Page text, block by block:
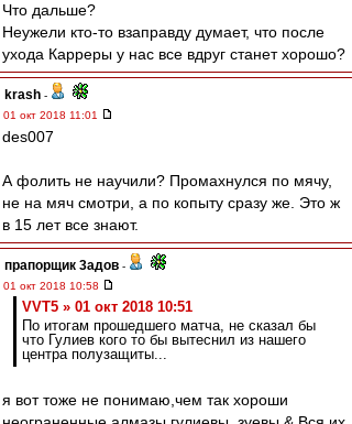
Что дальше?
Неужели кто-то взаправду думает, что после
ухода Карреры у нас все вдруг станет хорошо?
krash -
01 окт 2018 11:01
des007
А фолить не научили? Промахнулся по мячу,
не на мяч смотри, а по копыту сразу же. Это ж
в 15 лет все знают.
прапорщик 3адoв -
01 окт 2018 10:58
VVT5 » 01 окт 2018 10:51
По итогам прошедшего матча, не сказал бы
что Гулиев кого то бы вытеснил из нашего
центра полузащиты...
я вот тоже не понимаю,чем так хороши